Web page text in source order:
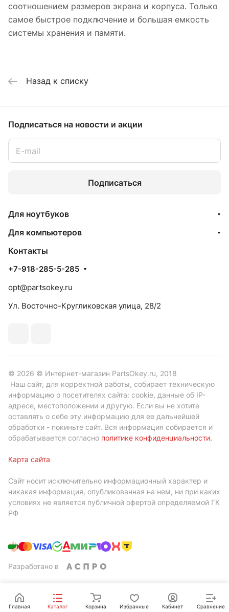
соотношением размеров экрана и корпуса. Только
самое быстрое подключение и большая емкость
системы хранения и памяти.
Назад к списку
Подписаться на новости и акции
Подписаться
Для ноутбуков
Для компьютеров
Контакты
+7-918-285-5-285
opt@partsokey.ru
Ул. Восточно-Кругликовская улица, 28/2
© 2026 © Интернет-магазин PartsOkey.ru, 2018
Наш сайт, для корректной работы, собирает техническую
информацию о посетителях сайта: cookie, данные об IP-
адресе, местоположении и другую. Если вы не хотите
оставлять о себе эту информацию для ее дальнейшей
обработки - покиньте сайт. Вся информация собирается и
обрабатывается согласно политике конфиденциальности.
Карта сайта
Сайт носит исключительно информационный характер и
никакая информация, опубликованная на нем, ни при каких
условиях не является публичной офертой определяемой ГК
РФ
Разработано в
Главная Каталог Корзина Избранные Кабинет Сравнение